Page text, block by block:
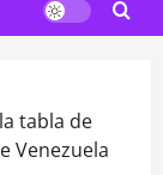
tabla de
Venezuela